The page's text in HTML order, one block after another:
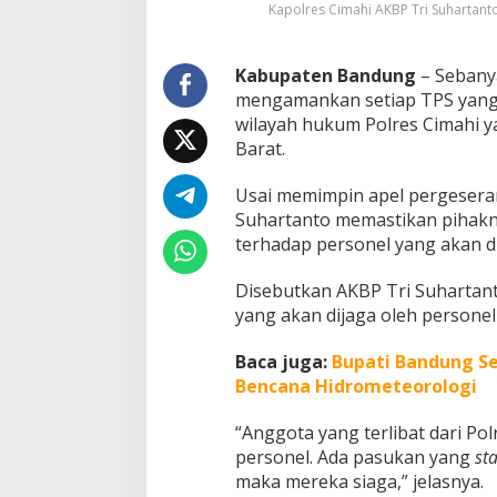
h
a
n
K
a
p
a
t
e
B
a
d
u
n
B
a
r
Kapolres Cimahi AKBP Tri
Kabupaten Bandung –
mengamankan setiap TPS
wilayah hukum Polres Cimahi
Barat.
Usai memimpin apel
Suhartanto memastikan
terhadap personel yang akan
Disebutkan AKBP Tri
yang akan dijaga oleh
Baca juga: Bupati Bandung
Bencana Hidrometeorologi
“Anggota yang terlibat dari
personel. Ada pasukan yang
maka mereka siaga,” jelasnya.